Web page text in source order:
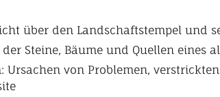
über den Landschaftstempel und
Steine, Bäume und Quellen eines
Ursachen von Problemen,